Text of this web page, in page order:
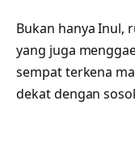
Bukan hanya Inul,
yang juga
sempat terkena
dekat dengan